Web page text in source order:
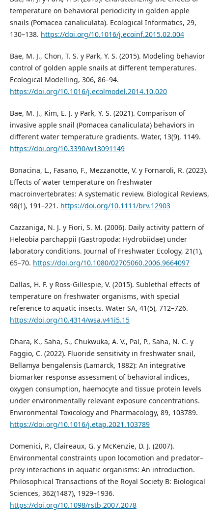
temperature on behavioral periodicity in golden apple
snails (Pomacea canaliculata). Ecological Informatics, 29,
130–138. https://doi.org/10.1016/j.ecoinf.2015.02.004
Bae, M. J., Chon, T. S. y Park, Y. S. (2015). Modeling behavior
control of golden apple snails at different temperatures.
Ecological Modelling, 306, 86–94.
https://doi.org/10.1016/j.ecolmodel.2014.10.020
Bae, M. J., Kim, E. J. y Park, Y. S. (2021). Comparison of
invasive apple snail (Pomacea canaliculata) behaviors in
different water temperature gradients. Water, 13(9), 1149.
https://doi.org/10.3390/w13091149
Bonacina, L., Fasano, F., Mezzanotte, V. y Fornaroli, R. (2023).
Effects of water temperature on freshwater
macroinvertebrates: A systematic review. Biological Reviews,
98(1), 191–221. https://doi.org/10.1111/brv.12903
Cazzaniga, N. J. y Fiori, S. M. (2006). Daily activity pattern of
Heleobia parchappii (Gastropoda: Hydrobiidae) under
laboratory conditions. Journal of Freshwater Ecology, 21(1),
65–70. https://doi.org/10.1080/02705060.2006.9664097
Dallas, H. F. y Ross-Gillespie, V. (2015). Sublethal effects of
temperature on freshwater organisms, with special
reference to aquatic insects. Water SA, 41(5), 712–726.
https://doi.org/10.4314/wsa.v41i5.15
Dhara, K., Saha, S., Chukwuka, A. V., Pal, P., Saha, N. C. y
Faggio, C. (2022). Fluoride sensitivity in freshwater snail,
Bellamya bengalensis (Lamarck, 1882): An integrative
biomarker response assessment of behavioral indices,
oxygen consumption, haemocyte and tissue protein levels
under environmentally relevant exposure concentrations.
Environmental Toxicology and Pharmacology, 89, 103789.
https://doi.org/10.1016/j.etap.2021.103789
Domenici, P., Claireaux, G. y McKenzie, D. J. (2007).
Environmental constraints upon locomotion and predator–
prey interactions in aquatic organisms: An introduction.
Philosophical Transactions of the Royal Society B: Biological
Sciences, 362(1487), 1929–1936.
https://doi.org/10.1098/rstb.2007.2078